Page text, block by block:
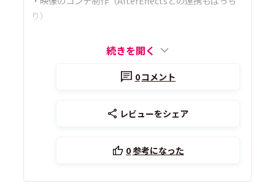
り）
続きを開く
0コメント
レビューをシェア
0参考になった